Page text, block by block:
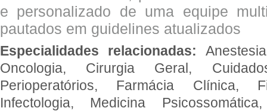
e personalizado de uma equipe
pautados em guidelines atualizados
Especialidades relacionadas:
Oncologia, Cirurgia Geral,
Perioperatórios, Farmácia Clínica,
Infectologia, Medicina